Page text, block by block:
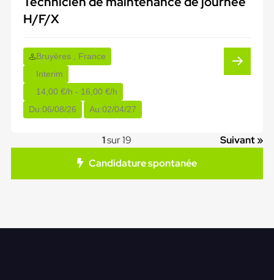
H/F/X
Bruyères , France
Interim
14,00 €/h - 16,00 €/h
Du:06/08/26 Au:02/04/27
1sur 19
Suivant »
Candidature spontanée